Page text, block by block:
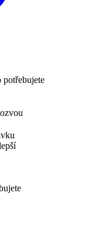
potřebujete